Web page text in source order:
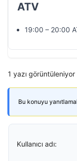
ATV
19:00 – 20:00
1 yazı
Bu konuyu
Kullanıcı adı: